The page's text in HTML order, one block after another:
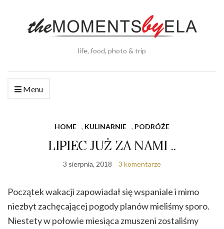
life, food, photo & trip
Menu
HOME , KULINARNIE , PODRÓŻE
LIPIEC JUŻ ZA NAMI ..
3 sierpnia, 2018 3 komentarze
Początek wakacji zapowiadał się wspaniale i mimo
niezbyt zachęcającej pogody planów mieliśmy sporo.
Niestety w połowie miesiąca zmuszeni zostaliśmy